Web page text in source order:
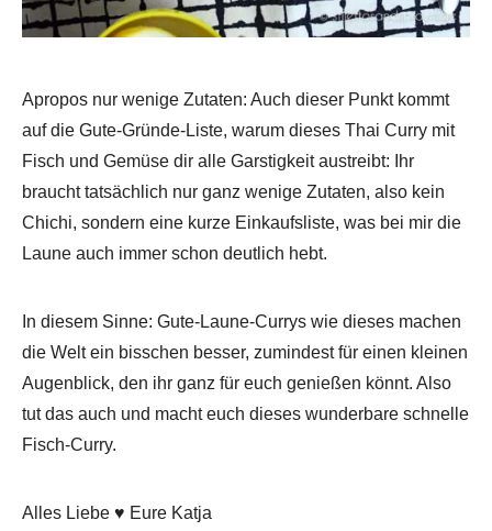
Apropos nur wenige Zutaten: Auch dieser Punkt kommt
auf die Gute-Gründe-Liste, warum dieses Thai Curry mit
Fisch und Gemüse dir alle Garstigkeit austreibt: Ihr
braucht tatsächlich nur ganz wenige Zutaten, also kein
Chichi, sondern eine kurze Einkaufsliste, was bei mir die
Laune auch immer schon deutlich hebt.
In diesem Sinne: Gute-Laune-Currys wie dieses machen
die Welt ein bisschen besser, zumindest für einen kleinen
Augenblick, den ihr ganz für euch genießen könnt. Also
tut das auch und macht euch dieses wunderbare schnelle
Fisch-Curry.
Alles Liebe ♥ Eure Katja